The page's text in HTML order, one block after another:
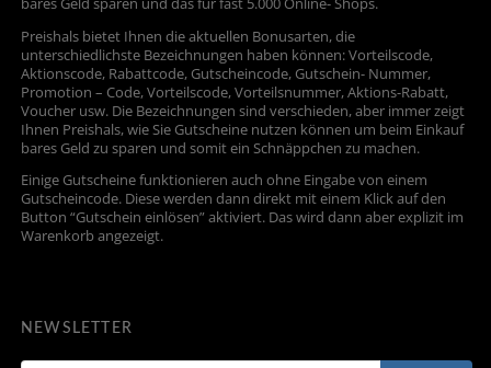
bares Geld sparen und das für fast 5.000 Online- Shops.
Preishals bietet Ihnen die aktuellen Bonusarten, die
unterschiedlichste Bezeichnungen haben können: Vorteilscode,
Aktionscode, Rabattcode, Gutscheincode, Gutschein- Nummer,
Promotion – Code, Vorteilscode, Vorteilsnummer, Aktions-Rabatt,
Voucher usw. Die Bezeichnungen sind verschieden, aber immer zeigt
Ihnen Preishals, wie Sie Gutscheine nutzen können um beim Einkauf
bares Geld zu sparen und somit ein Schnäppchen zu machen.
Einige Gutscheine funktionieren auch ohne Eingabe von einem
Gutscheincode. Diese werden dann direkt mit einem Klick auf den
Button “Gutschein einlösen” aktiviert. Das wird dann aber explizit im
Warenkorb angezeigt.
NEWSLETTER